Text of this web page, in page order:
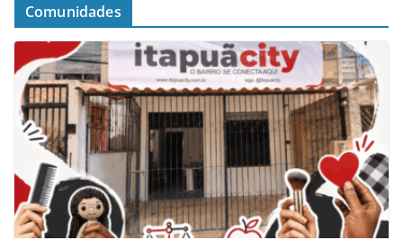
Comunidades